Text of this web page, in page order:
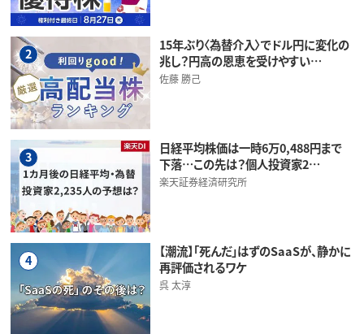
2
15年ぶり〈為替介入〉でドル円に変化の
兆し？円高の恩恵を受けやすい…
佐藤 勝己
3
日経平均株価は一時6万0,488円まで
下落…この先は？個人投資家2…
楽天証券経済研究所
4
【潮流】「死んだ」はずのSaaSが、静かに
再評価されるワケ
呉 太淳